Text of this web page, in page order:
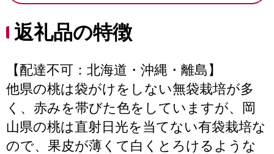
返礼品の特徴
【配達不可：北海道・沖縄・離島】
他県の桃は袋がけをしない無袋栽培が多
く、赤みを帯びた色をしていますが、岡
山県の桃は直射日光を当てない有袋栽培な
ので、果皮が薄くて白くとろけるような